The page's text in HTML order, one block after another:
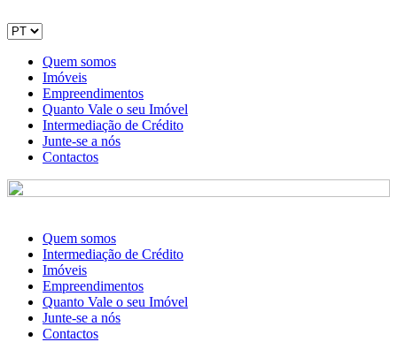
Quem somos
Imóveis
Empreendimentos
Quanto Vale o seu Imóvel
Intermediação de Crédito
Junte-se a nós
Contactos
Quem somos
Intermediação de Crédito
Imóveis
Empreendimentos
Quanto Vale o seu Imóvel
Junte-se a nós
Contactos